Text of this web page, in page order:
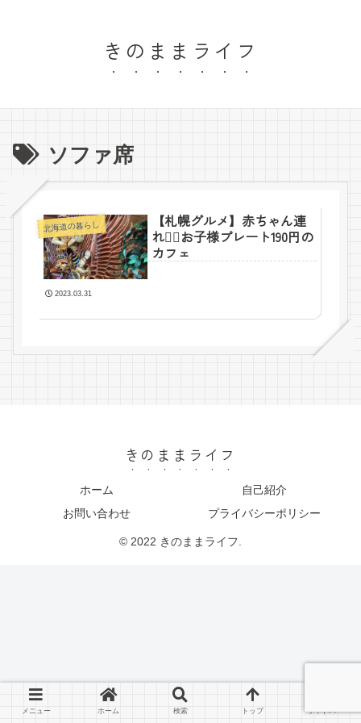
きのままライフ
ソファ席
北海道の暮らし
【札幌グルメ】赤ちゃん連
れ🙆‍♀️お子様プレート190円の
カフェ
2023.03.31
きのままライフ
ホーム
自己紹介
お問い合わせ
プライバシーポリシー
© 2022 きのままライフ.
メニュー ホーム 検索 トップ サイドバー